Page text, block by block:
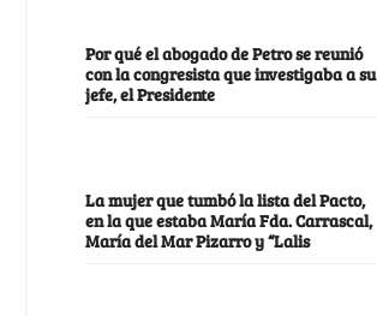
Por qué el abogado de Petro se reunió
con la congresista que investigaba a su
jefe, el Presidente
La mujer que tumbó la lista del Pacto,
en la que estaba María Fda. Carrascal,
María del Mar Pizarro y “Lalis